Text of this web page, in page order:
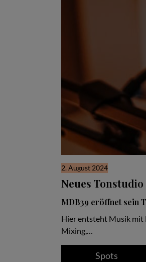
2. August 2024
Neues
MDB39 eröffnet sein
Hier entsteht Musik mit
Mixing,…
Spots